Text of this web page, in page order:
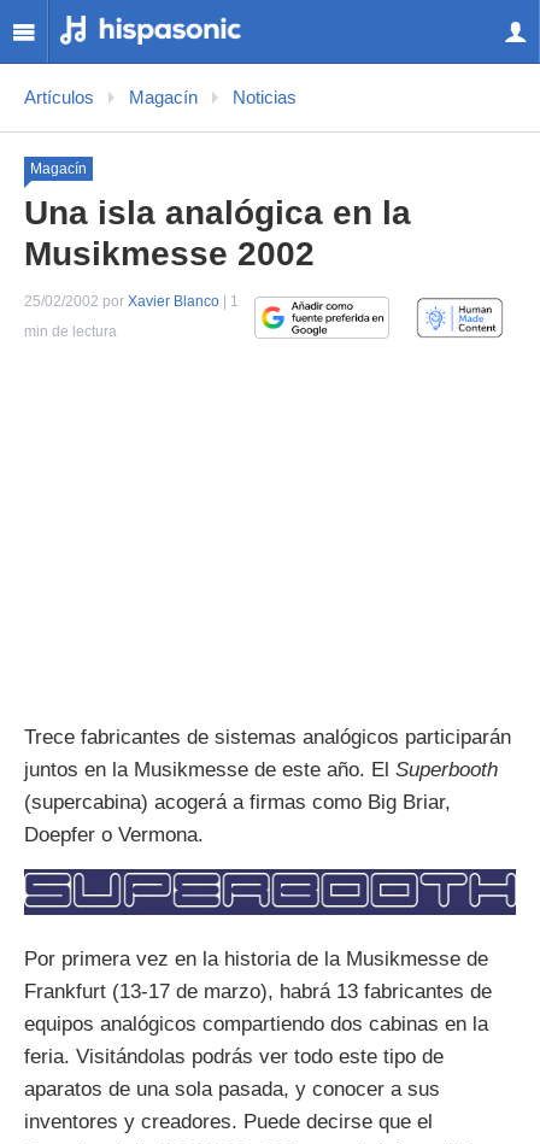
Artículos Magacín Noticias
Magacín
Una isla analógica en la
Musikmesse 2002
25/02/2002 por Xavier Blanco | 1
min de lectura
Trece fabricantes de sistemas analógicos participarán
juntos en la Musikmesse de este año. El Superbooth
(supercabina) acogerá a firmas como Big Briar,
Doepfer o Vermona.
Por primera vez en la historia de la Musikmesse de
Frankfurt (13-17 de marzo), habrá 13 fabricantes de
equipos analógicos compartiendo dos cabinas en la
feria. Visitándolas podrás ver todo este tipo de
aparatos de una sola pasada, y conocer a sus
inventores y creadores. Puede decirse que el